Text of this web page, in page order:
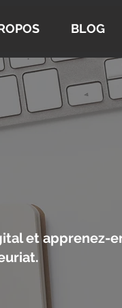
BLOG
et apprenez-